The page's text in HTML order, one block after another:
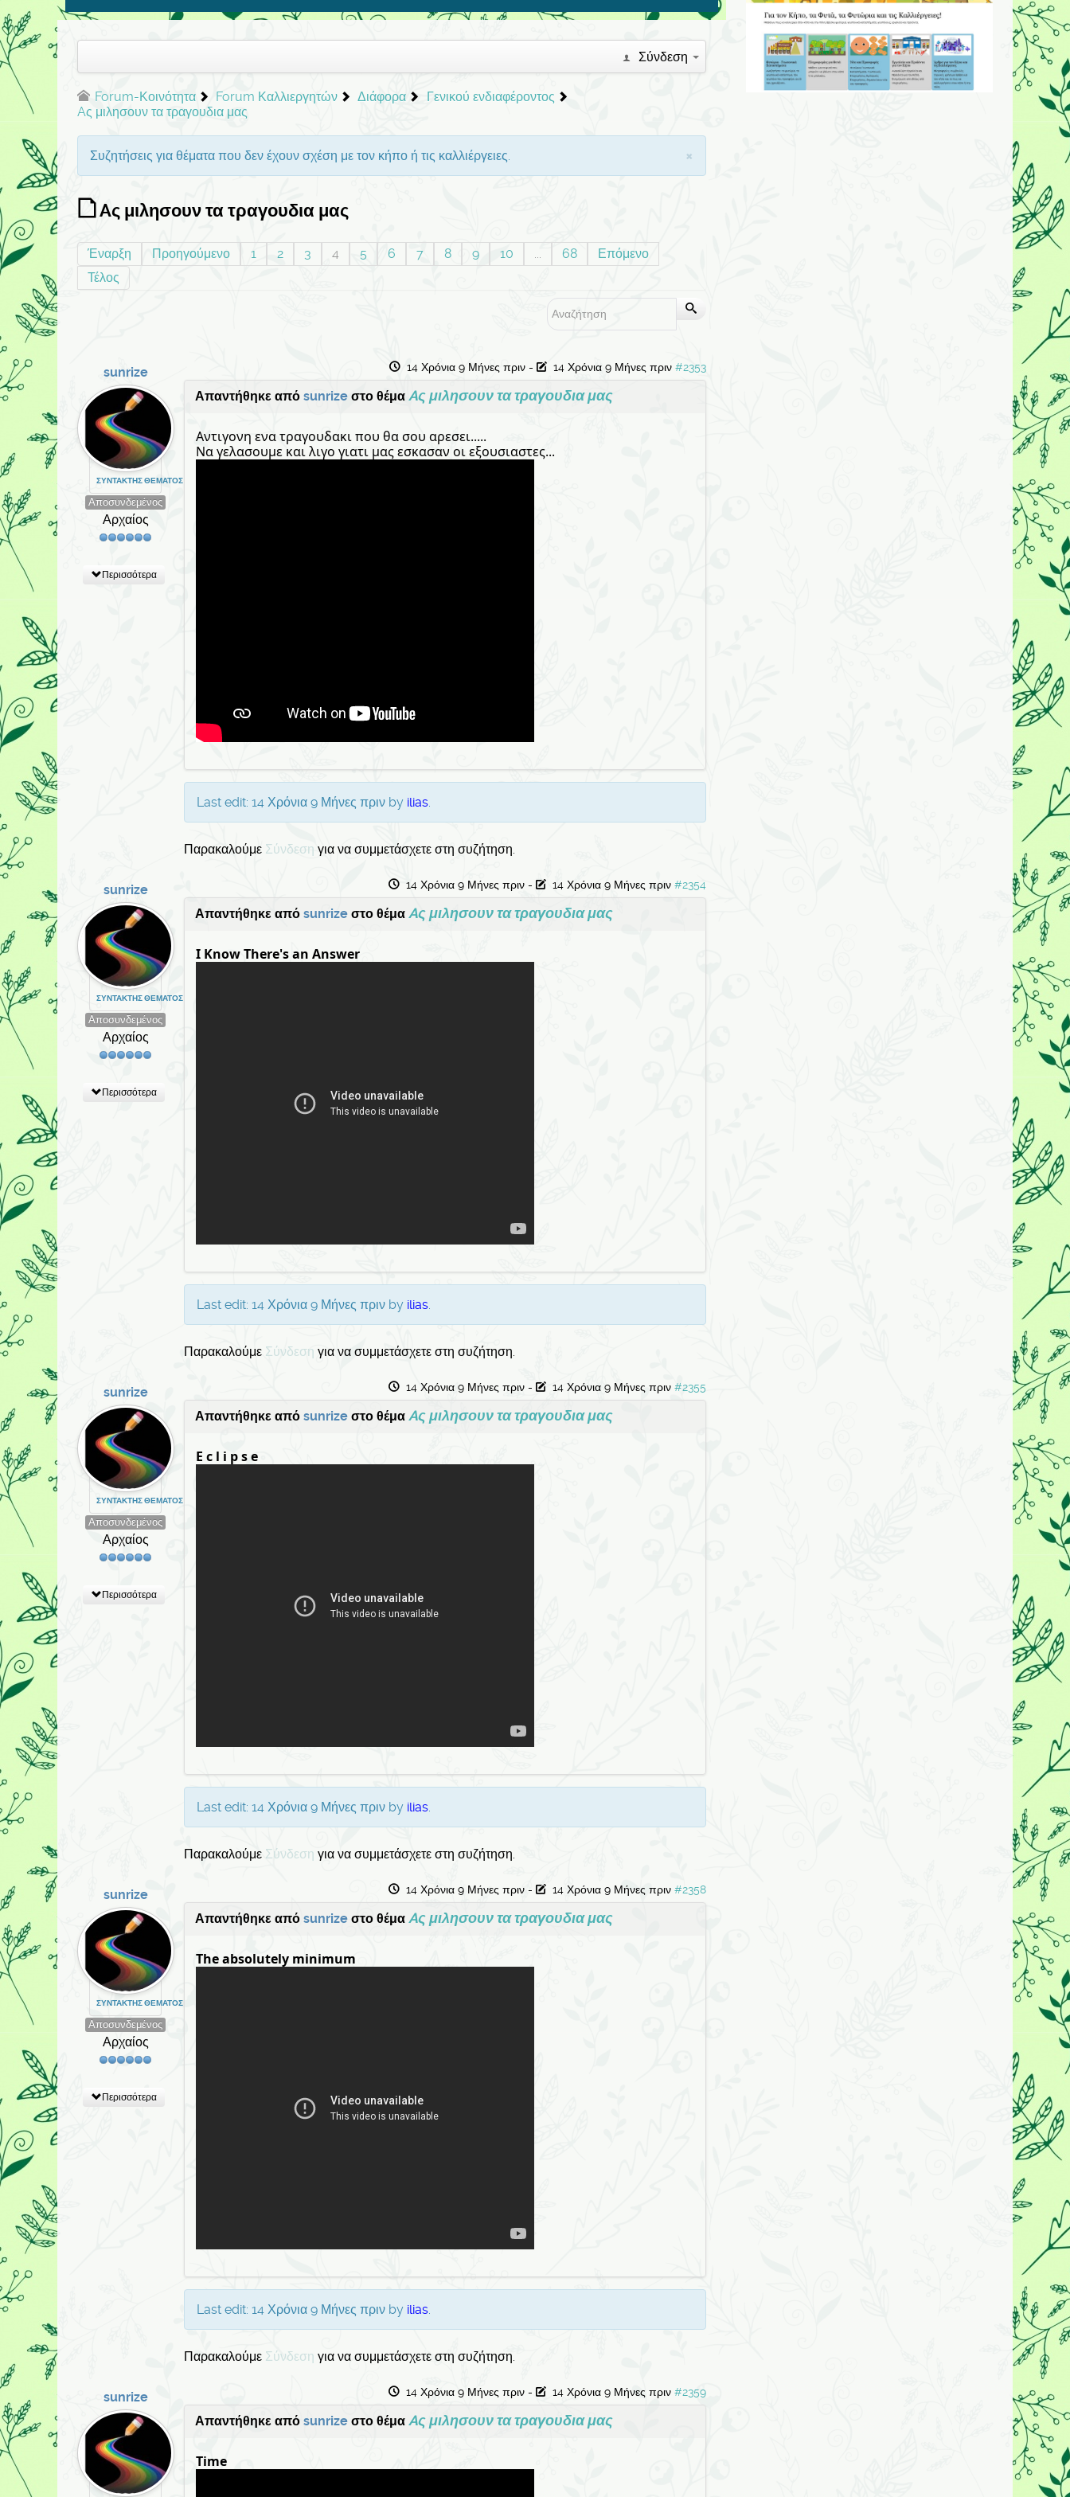
Σύνδεση
Forum-Κοινότητα Forum Καλλιεργητών Διάφορα
Γενικού ενδιαφέροντος
Aς μιλησουν τα τραγουδια μας
×
Συζητήσεις για θέματα που δεν έχουν σχέση με τον κήπο ή τις καλλιέργειες.
Aς μιλησουν τα τραγουδια μας
Έναρξη Προηγούμενο 1 2 3 4 5 6 7 8 9 10 ... 68
Επόμενο
Τέλος
sunrize
ΣΥΝΤΆΚΤΗΣ ΘΈΜΑΤΟΣ
Αποσυνδεμένος
Αρχαίος
Περισσότερα
14 Χρόνια 9 Μήνες πριν- 14 Χρόνια 9 Μήνες πριν #2353
Απαντήθηκε απόsunrize στο θέμαAς μιλησουν τα τραγουδια μας
Αντιγονη ενα τραγουδακι που θα σου αρεσει.....
Να γελασουμε και λιγο γιατι μας εσκασαν οι εξουσιαστες...
Last edit: 14 Χρόνια 9 Μήνες πριν by ilias.
Παρακαλούμε Σύνδεση για να συμμετάσχετε στη συζήτηση.
sunrize
ΣΥΝΤΆΚΤΗΣ ΘΈΜΑΤΟΣ
Αποσυνδεμένος
Αρχαίος
Περισσότερα
14 Χρόνια 9 Μήνες πριν- 14 Χρόνια 9 Μήνες πριν #2354
Απαντήθηκε απόsunrize στο θέμαAς μιλησουν τα τραγουδια μας
I Know There's an Answer
Last edit: 14 Χρόνια 9 Μήνες πριν by ilias.
Παρακαλούμε Σύνδεση για να συμμετάσχετε στη συζήτηση.
sunrize
ΣΥΝΤΆΚΤΗΣ ΘΈΜΑΤΟΣ
Αποσυνδεμένος
Αρχαίος
Περισσότερα
14 Χρόνια 9 Μήνες πριν- 14 Χρόνια 9 Μήνες πριν #2355
Απαντήθηκε απόsunrize στο θέμαAς μιλησουν τα τραγουδια μας
E c l i p s e
Last edit: 14 Χρόνια 9 Μήνες πριν by ilias.
Παρακαλούμε Σύνδεση για να συμμετάσχετε στη συζήτηση.
sunrize
ΣΥΝΤΆΚΤΗΣ ΘΈΜΑΤΟΣ
Αποσυνδεμένος
Αρχαίος
Περισσότερα
14 Χρόνια 9 Μήνες πριν- 14 Χρόνια 9 Μήνες πριν #2358
Απαντήθηκε απόsunrize στο θέμαAς μιλησουν τα τραγουδια μας
The absolutely minimum
Last edit: 14 Χρόνια 9 Μήνες πριν by ilias.
Παρακαλούμε Σύνδεση για να συμμετάσχετε στη συζήτηση.
sunrize 14 Χρόνια 9 Μήνες πριν- 14 Χρόνια 9 Μήνες πριν #2359
Απαντήθηκε απόsunrize στο θέμαAς μιλησουν τα τραγουδια μας
Time